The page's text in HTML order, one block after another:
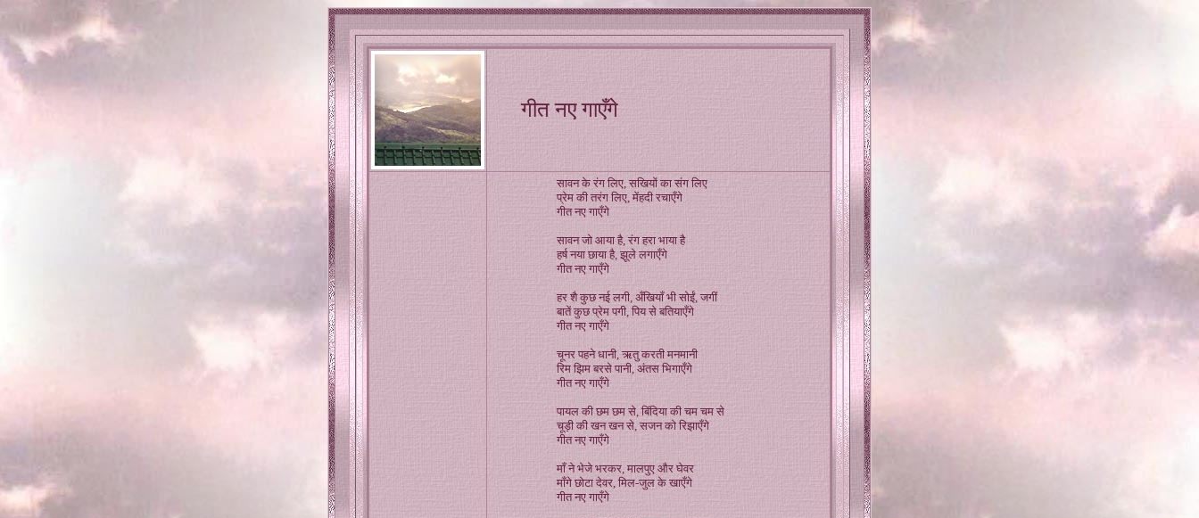
गीत नए गाएँगे
सावन के रंग लिए, सखियों का संग लिए
प्रेम की तरंग लिए, मेंहदी रचाएँगे
गीत नए गाएँगे
सावन जो आया है, रंग हरा भाया है
हर्ष नया छाया है, झूले लगाएँगे
गीत नए गाएँगे
हर शै कुछ नई लगी, अँखियाँ भी सोईं, जगीं
बातें कुछ प्रेम पगी, पिय से बतियाएँगे
गीत नए गाएँगे
चूनर पहने धानी, ऋतु करती मनमानी
रिम झिम बरसे पानी, अंतस भिगाएँगे
गीत नए गाएँगे
पायल की छम छम से, बिंदिया की चम चम से
चूड़ी की खन खन से, सजन को रिझाएँगे
गीत नए गाएँगे
माँ ने भेजे भरकर, मालपुए और घेवर
माँगे छोटा देवर, मिल-जुल के खाएँगे
गीत नए गाएँगे